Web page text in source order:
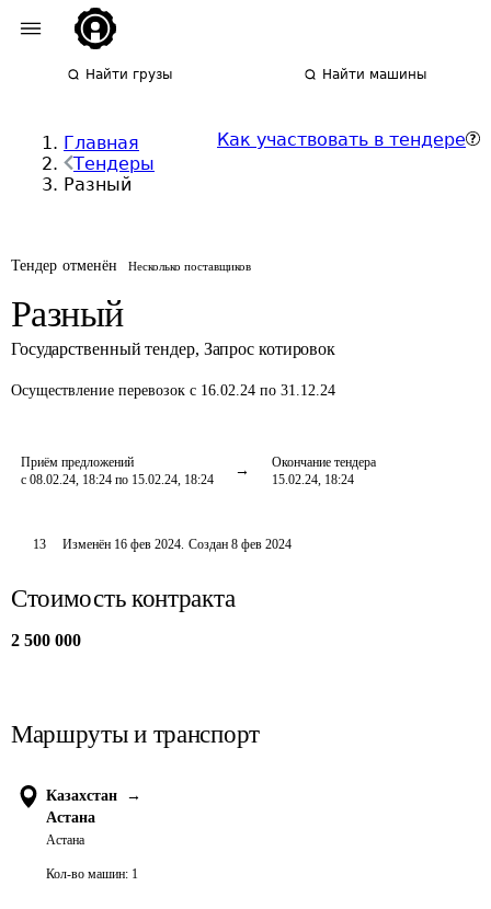
Найти грузы Найти машины
Главная
Тендеры
Разный
Как участвовать в тендере
Тендер отменён Несколько поставщиков
Разный
Государственный тендер, Запрос котировок
Осуществление перевозок с 16.02.24 по 31.12.24
Приём предложений
с 08.02.24, 18:24 по 15.02.24, 18:24
Окончание тендера
15.02.24, 18:24
13 Изменён 16 фев 2024. Создан 8 фев 2024
Стоимость контракта
2 500 000
Маршруты и транспорт
Казахстан
→
Астана
Астана
Кол-во машин: 1